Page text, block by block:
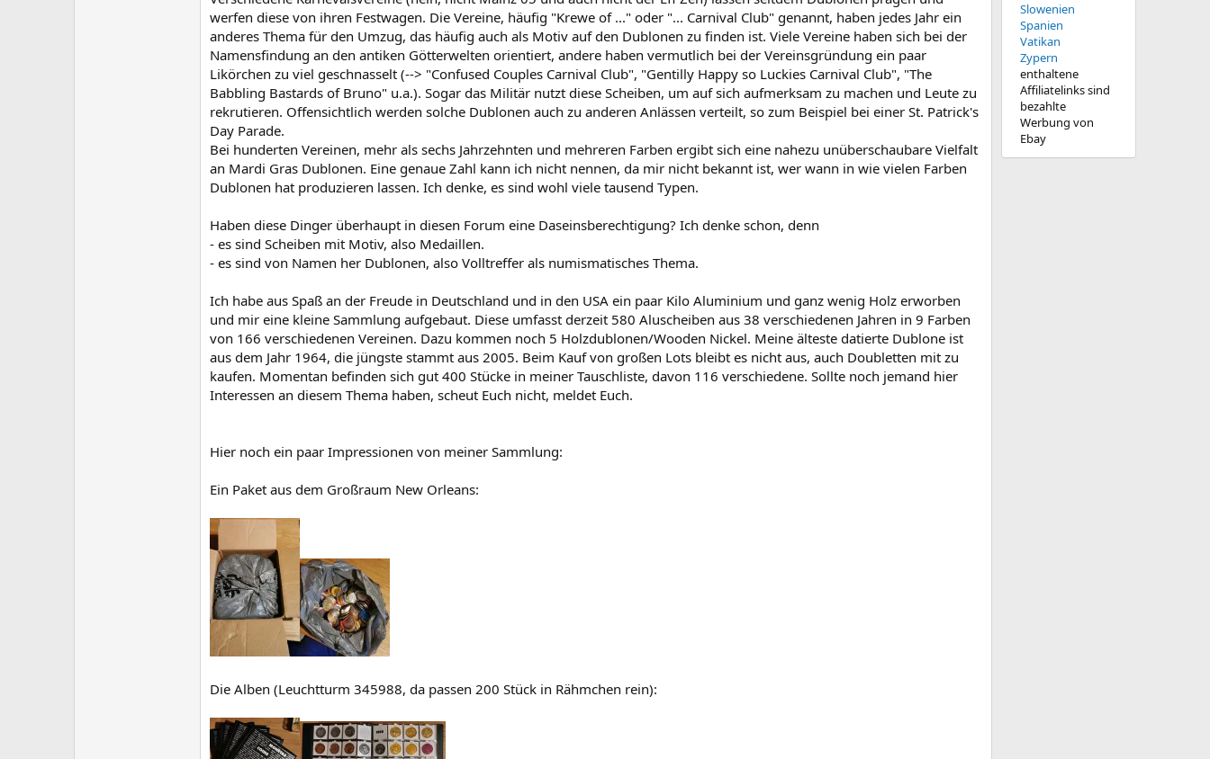
werfen diese von ihren Festwagen. Die Vereine, häufig "Krewe of ..." oder "... Carnival Club" genannt, haben jedes Jahr ein
anderes Thema für den Umzug, das häufig auch als Motiv auf den Dublonen zu finden ist. Viele Vereine haben sich bei der
Namensfindung an den antiken Götterwelten orientiert, andere haben vermutlich bei der Vereinsgründung ein paar
Likörchen zu viel geschnasselt (--> "Confused Couples Carnival Club", "Gentilly Happy so Luckies Carnival Club", "The
Babbling Bastards of Bruno" u.a.). Sogar das Militär nutzt diese Scheiben, um auf sich aufmerksam zu machen und Leute zu
rekrutieren. Offensichtlich werden solche Dublonen auch zu anderen Anlässen verteilt, so zum Beispiel bei einer St. Patrick's
Day Parade.
Bei hunderten Vereinen, mehr als sechs Jahrzehnten und mehreren Farben ergibt sich eine nahezu unüberschaubare Vielfalt
an Mardi Gras Dublonen. Eine genaue Zahl kann ich nicht nennen, da mir nicht bekannt ist, wer wann in wie vielen Farben
Dublonen hat produzieren lassen. Ich denke, es sind wohl viele tausend Typen.
Haben diese Dinger überhaupt in diesen Forum eine Daseinsberechtigung? Ich denke schon, denn
- es sind Scheiben mit Motiv, also Medaillen.
- es sind von Namen her Dublonen, also Volltreffer als numismatisches Thema.
Ich habe aus Spaß an der Freude in Deutschland und in den USA ein paar Kilo Aluminium und ganz wenig Holz erworben
und mir eine kleine Sammlung aufgebaut. Diese umfasst derzeit 580 Aluscheiben aus 38 verschiedenen Jahren in 9 Farben
von 166 verschiedenen Vereinen. Dazu kommen noch 5 Holzdublonen/Wooden Nickel. Meine älteste datierte Dublone ist
aus dem Jahr 1964, die jüngste stammt aus 2005. Beim Kauf von großen Lots bleibt es nicht aus, auch Doubletten mit zu
kaufen. Momentan befinden sich gut 400 Stücke in meiner Tauschliste, davon 116 verschiedene. Sollte noch jemand hier
Interessen an diesem Thema haben, scheut Euch nicht, meldet Euch.
Hier noch ein paar Impressionen von meiner Sammlung:
Ein Paket aus dem Großraum New Orleans:
Die Alben (Leuchtturm 345988, da passen 200 Stück in Rähmchen rein):
Slowenien
Spanien
Vatikan
Zypern
enthaltene
Affiliatelinks sind
bezahlte
Werbung von
Ebay